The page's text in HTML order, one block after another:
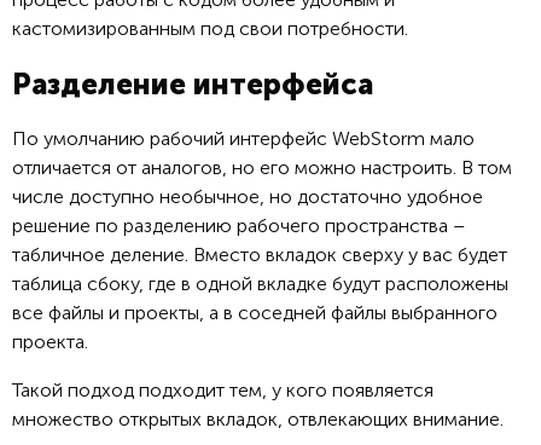
кастомизированным под свои потребности.
Разделение интерфейса
По умолчанию рабочий интерфейс WebStorm мало
отличается от аналогов, но его можно настроить. В том
числе доступно необычное, но достаточно удобное
решение по разделению рабочего пространства –
табличное деление. Вместо вкладок сверху у вас будет
таблица сбоку, где в одной вкладке будут расположены
все файлы и проекты, а в соседней файлы выбранного
проекта.
Такой подход подходит тем, у кого появляется
множество открытых вкладок, отвлекающих внимание.